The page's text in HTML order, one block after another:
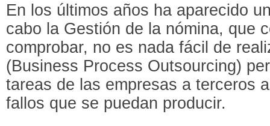
En los últimos años ha aparecido
cabo la Gestión de la nómina, que
comprobar, no es nada fácil de
(Business Process Outsourcing)
tareas de las empresas a terceros
fallos que se puedan producir.